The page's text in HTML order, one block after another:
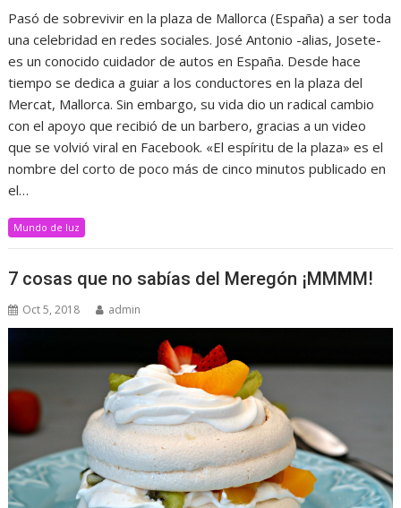
Pasó de sobrevivir en la plaza de Mallorca (España) a ser toda
una celebridad en redes sociales. José Antonio -alias, Josete-
es un conocido cuidador de autos en España. Desde hace
tiempo se dedica a guiar a los conductores en la plaza del
Mercat, Mallorca. Sin embargo, su vida dio un radical cambio
con el apoyo que recibió de un barbero, gracias a un video
que se volvió viral en Facebook. «El espíritu de la plaza» es el
nombre del corto de poco más de cinco minutos publicado en
el…
Mundo de luz
7 cosas que no sabías del Meregón ¡MMMM!
Oct 5, 2018 admin